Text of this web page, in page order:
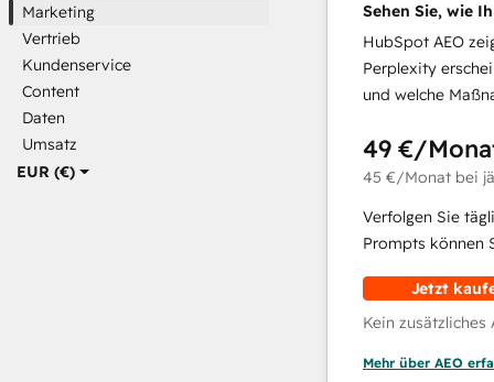
EUR (€)
Marketing
Vertrieb
Kundenservice
Content
Daten
Umsatz
Sehen Sie, wie
HubSpot AEO
Perplexity
und welche
49 €/
45 €/Monat bei
Verfolgen Sie
Prompts können
Jetzt
Kein
Mehr über AEO